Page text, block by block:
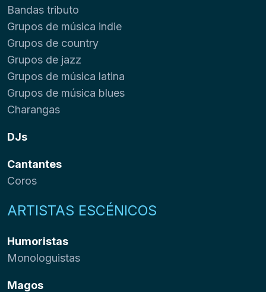
Bandas tributo
Grupos de música indie
Grupos de country
Grupos de jazz
Grupos de música latina
Grupos de música blues
Charangas
DJs
Cantantes
Coros
ARTISTAS ESCÉNICOS
Humoristas
Monologuistas
Magos